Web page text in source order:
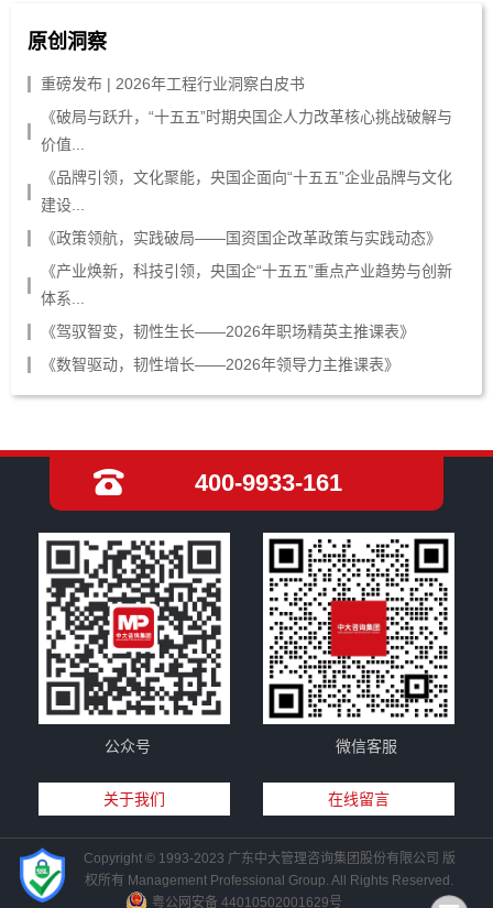
原创洞察
重磅发布 | 2026年工程行业洞察白皮书
《破局与跃升，“十五五”时期央国企人力改革核心挑战破解与
价值...
《品牌引领，文化聚能，央国企面向“十五五”企业品牌与文化
建设...
《政策领航，实践破局——国资国企改革政策与实践动态》
《产业焕新，科技引领，央国企“十五五”重点产业趋势与创新
体系...
《驾驭智变，韧性生长——2026年职场精英主推课表》
《数智驱动，韧性增长——2026年领导力主推课表》
400-9933-161
公众号 微信客服
关于我们 在线留言
Copyright © 1993-2023 广东中大管理咨询集团股份有限公司 版
权所有 Management Professional Group. All Rights Reserved.
粤公网安备 44010502001629号